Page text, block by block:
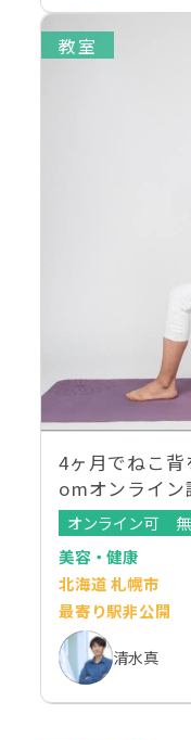
教室
4ヶ月でねこ
omオンライン
オンライン可
美容・健康
北海道 札幌市
最寄り駅非公開
清水真